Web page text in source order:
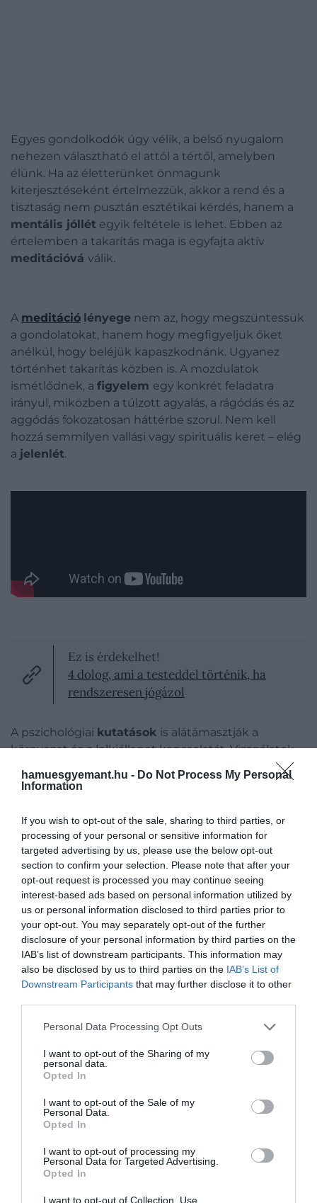
hamuesgyemant.hu - Do Not Process My Personal
Information
If you wish to opt-out of the sale, sharing to third parties, or
processing of your personal or sensitive information for
targeted advertising by us, please use the below opt-out
section to confirm your selection. Please note that after your
opt-out request is processed you may continue seeing
interest-based ads based on personal information utilized by
us or personal information disclosed to third parties prior to
your opt-out. You may separately opt-out of the further
disclosure of your personal information by third parties on the
IAB’s list of downstream participants. This information may
also be disclosed by us to third parties on the IAB’s List of
Downstream Participants that may further disclose it to other
Please note that this website/app uses one or more Google
not limited to your visit or usage behaviour. You may click to
grant or deny consent to Google and its third-party tags to
use your data for below specified purposes in below Google
consent section.
Personal Data Processing Opt Outs
I want to opt-out of the Sharing of my
personal data.
Opted In
I want to opt-out of the Sale of my
Personal Data.
Opted In
I want to opt-out of processing my
Personal Data for Targeted Advertising.
Opted In
I want to opt-out of Collection, Use,
Egyes gondolkodók úgy vélik, a belső nyugalom
nehezen választható el attól a tértől, amelyben
élünk. Ha az életterünket önmagunk
kiterjesztéseként értelmezzük, akkor a rend és a
tisztaság nem pusztán esztétikai kérdés, hanem a
mentális jóllét egyik feltétele is lehet. Ebben az
értelemben a takarítás maga is egyfajta aktív
meditációvá válik.
A meditáció lényege nem az, hogy megszüntessük
a gondolatokat, hanem hogy megfigyeljük őket
anélkül, hogy beléjük kapaszkodnánk. Ugyanez
történhet takarítás közben is. A mozdulatok
ismétlődnek, a figyelem egy konkrét feladatra
irányul, miközben a túlzott agyalás, a rágódás és az
aggódás fokozatosan háttérbe szorul. Nem kell
hozzá semmilyen vallási vagy spirituális keret – elég
a jelenlét.
Ez is érdekelhet!
4 dolog, ami a testeddel történik, ha
rendszeresen jógázol
A pszichológiai kutatások is alátámasztják a
környezet és a lelkiállapot kapcsolatát. Vizsgálatok
egészségesebbek, míg a zsúfolt, kaotikus terek
fáradtsággal és a rosszabb koncentrációval. Egy
rendetlen környezetben az agy nehezebben
fókuszál, ami a mindennapi feladatok elvégzését is
megterheli.
Mindezmagyarázatotadhat arra is, miért alapvető a
tisztaság szinte minden vallási és spirituális
hagyományban. Ritkán látunk rendezetlen
templomot, meditációs teret vagy
jógastúdiót. A
otthonunkban kezdődik.
Figyelmedbe ajánljuk!
spórolhatsz
A takarítás során
kézzelfogható módon
tapasztaljuk meg az átmenetet a káoszból a rend
felé. Ez önmagában is kielégítő élmény, hasonló
ahhoz, amikor sikerül megoldani egy bonyolult